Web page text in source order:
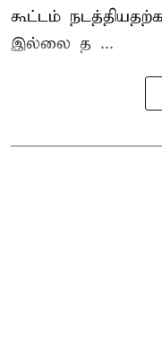
கூட்டம்
இல்லை த ...